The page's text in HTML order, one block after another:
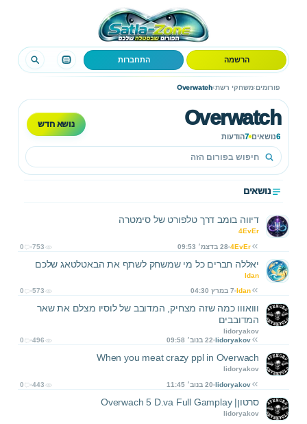
הרשמה התחברות
פורומים›משחקי רשת›
Overwatch
Overwatch
6נושאים 7הודעות
נושא חדש
נושאים
דיווה בומב דרך טלפורט של סימטרה
4EvEr
4EvEr 28 בדצמ׳ 09:53 0 753
יאללה חברים כל מי שמשחק לשתף את הבאטלטאג שלכם
Idan
Idan 7 במרץ 04:30 0 573
ווואווו כמה שזה מצחיק, המדובב של לוסיו מצלם את שאר
המדובבים
lidoryakov
lidoryakov 22 בנוב׳ 09:58 0 496
When you meat crazy ppl in Overwach
lidoryakov
lidoryakov 20 בנוב׳ 11:45 0 443
סרטון| Overwach 5 D.va Full Gamplay
lidoryakov